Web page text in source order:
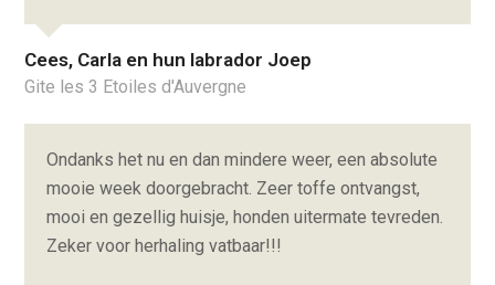
Cees, Carla en hun labrador Joep
Gite les 3 Etoiles d'Auvergne
Ondanks het nu en dan mindere weer, een absolute
mooie week doorgebracht. Zeer toffe ontvangst,
mooi en gezellig huisje, honden uitermate tevreden.
Zeker voor herhaling vatbaar!!!